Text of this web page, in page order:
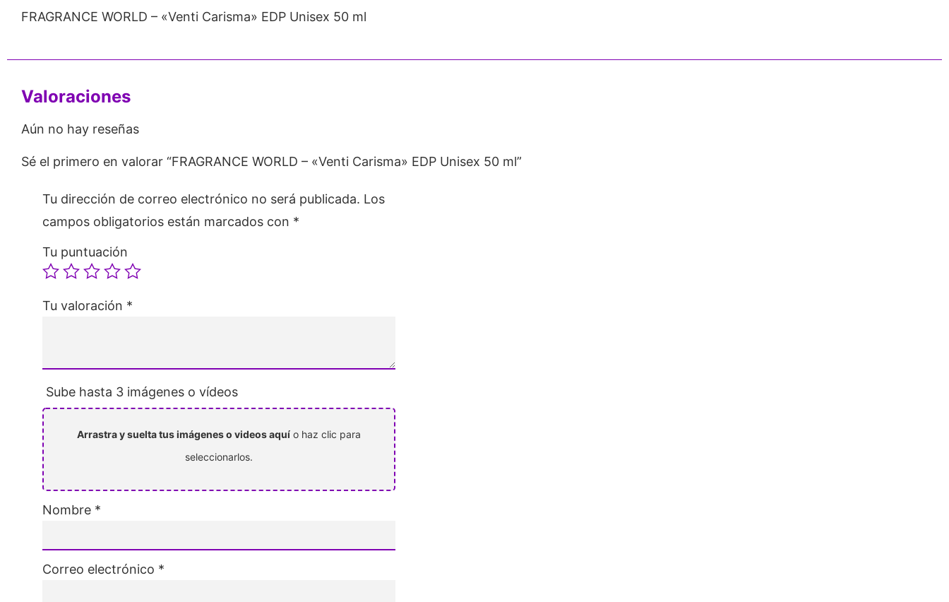
FRAGRANCE WORLD – «Venti Carisma» EDP Unisex 50 ml
Valoraciones
Aún no hay reseñas
Sé el primero en valorar “FRAGRANCE WORLD – «Venti Carisma» EDP Unisex 50 ml”
Tu dirección de correo electrónico no será publicada. Los
campos obligatorios están marcados con *
Tu puntuación
Tu valoración *
Sube hasta 3 imágenes o vídeos
Arrastra y suelta tus imágenes o videos aquí o haz clic para
seleccionarlos.
Nombre *
Correo electrónico *